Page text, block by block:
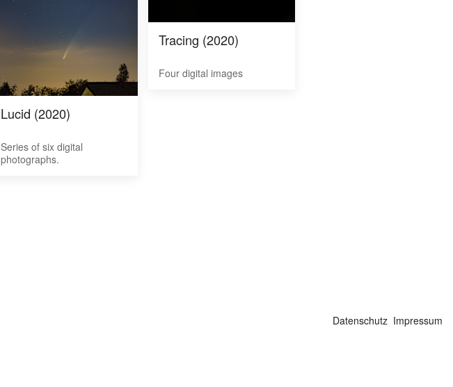
Lucid (2020)
Series of six digital
photographs.
Tracing (2020)
Four digital images
Impressum
Datenschutz